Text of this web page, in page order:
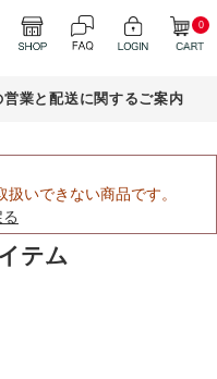
0
営業と配送に関するご案内
いできない商品です。
テム